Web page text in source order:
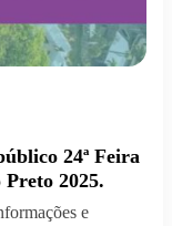
24ª Feira
2025.
e